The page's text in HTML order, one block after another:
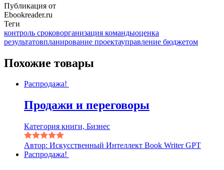
Публикация от
Ebookreader.ru
Теги
контроль сроковорганизация командыоценка
результатовпланирование проектауправление бюджетом
Похожие товары
Распродажа!
Продажи и переговоры
Категория книги, Бизнес
Автор: Искусственный Интеллект Book Writer GPT
Распродажа!